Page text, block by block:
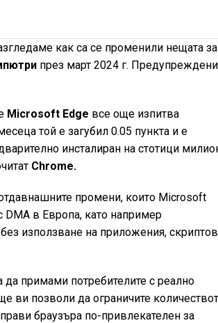
как са се променили нещата за
през март 2024 г.
Microsoft Edge все още изпитва
той е загубил 0.05 пункта и е
инсталиран на стотици
Chrome.
промени, които Microsoft
DMA в Европа, като например
използване на приложения,
примами потребителите с реално
ви позволи да ограничите
браузъра по-привлекателен за